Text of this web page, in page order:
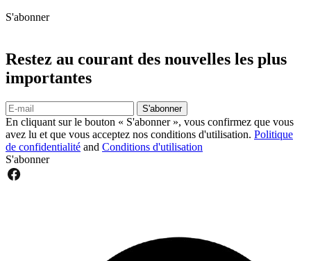
S'abonner
Restez au courant des nouvelles les plus
importantes
S'abonner
En cliquant sur le bouton « S'abonner », vous confirmez que vous
avez lu et que vous acceptez nos conditions d'utilisation. Politique
de confidentialité and Conditions d'utilisation
S'abonner